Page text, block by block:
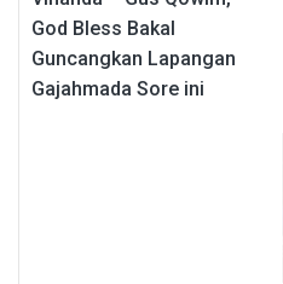
God Bless Bakal
Guncangkan Lapangan
Gajahmada Sore ini